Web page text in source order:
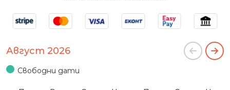
Август 2026
Свободни дати